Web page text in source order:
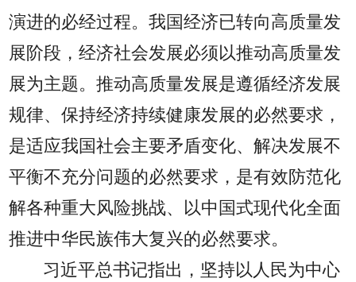
演进的必经过程。我国经济已转向高质量发
展阶段，经济社会发展必须以推动高质量发
展为主题。推动高质量发展是遵循经济发展
规律、保持经济持续健康发展的必然要求，
是适应我国社会主要矛盾变化、解决发展不
平衡不充分问题的必然要求，是有效防范化
解各种重大风险挑战、以中国式现代化全面
推进中华民族伟大复兴的必然要求。
习近平总书记指出，坚持以人民为中心